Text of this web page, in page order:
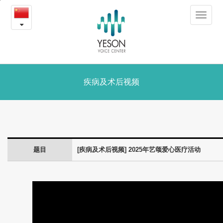
2025
年
颂
心
疗
活
Toggle
疾病及术后视频
题目 [疾病及术后视频] 2025年艺颂爱心医疗活动